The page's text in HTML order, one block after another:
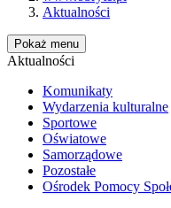
Aktualności
Pokaż menu
Aktualności
Komunikaty
Wydarzenia kulturalne
Sportowe
Oświatowe
Samorządowe
Pozostałe
Ośrodek Pomocy